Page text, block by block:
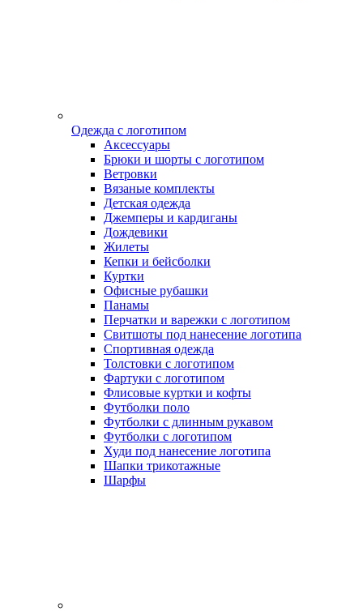
Одежда с логотипом
Аксессуары
Брюки и шорты с логотипом
Ветровки
Вязаные комплекты
Детская одежда
Джемперы и кардиганы
Дождевики
Жилеты
Кепки и бейсболки
Куртки
Офисные рубашки
Панамы
Перчатки и варежки с логотипом
Свитшоты под нанесение логотипа
Спортивная одежда
Толстовки с логотипом
Фартуки с логотипом
Флисовые куртки и кофты
Футболки поло
Футболки с длинным рукавом
Футболки с логотипом
Худи под нанесение логотипа
Шапки трикотажные
Шарфы